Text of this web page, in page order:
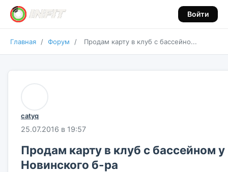
Войти
Главная / Форум / Продам карту в клуб с бассейно...
catyq
25.07.2016 в 19:57
Продам карту в клуб с бассейном у
Новинского б-ра